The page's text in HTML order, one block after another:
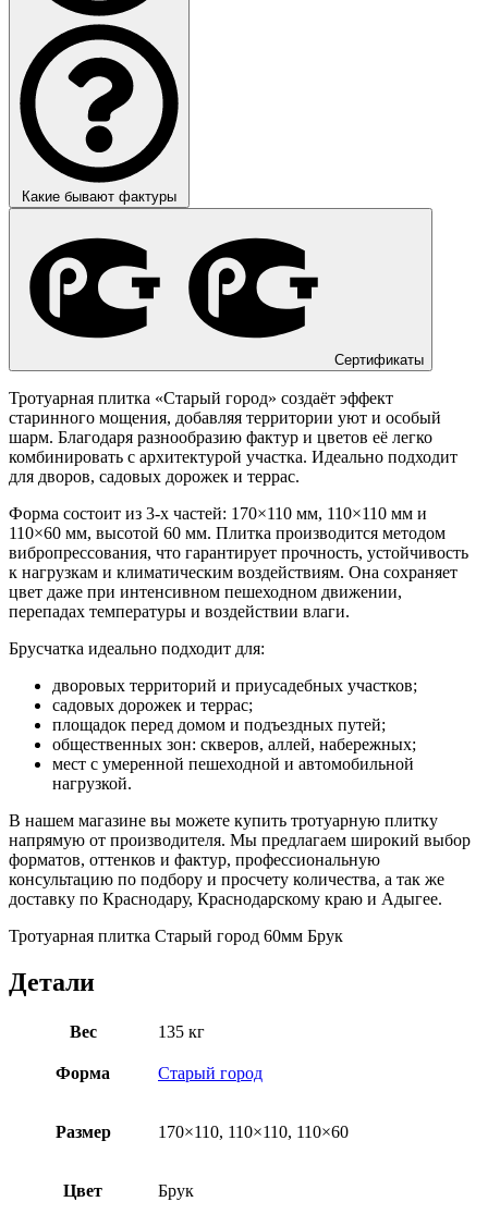
Какие бывают фактуры
Сертификаты
Тротуарная плитка «Старый город» создаёт эффект
старинного мощения, добавляя территории уют и особый
шарм. Благодаря разнообразию фактур и цветов её легко
комбинировать с архитектурой участка. Идеально подходит
для дворов, садовых дорожек и террас.
Форма состоит из 3-х частей: 170×110 мм, 110×110 мм и
110×60 мм, высотой 60 мм. Плитка производится методом
вибропрессования, что гарантирует прочность, устойчивость
к нагрузкам и климатическим воздействиям. Она сохраняет
цвет даже при интенсивном пешеходном движении,
перепадах температуры и воздействии влаги.
Брусчатка идеально подходит для:
дворовых территорий и приусадебных участков;
садовых дорожек и террас;
площадок перед домом и подъездных путей;
общественных зон: скверов, аллей, набережных;
мест с умеренной пешеходной и автомобильной
нагрузкой.
В нашем магазине вы можете купить тротуарную плитку
напрямую от производителя. Мы предлагаем широкий выбор
форматов, оттенков и фактур, профессиональную
консультацию по подбору и просчету количества, а так же
доставку по Краснодару, Краснодарскому краю и Адыгее.
Тротуарная плитка Старый город 60мм Брук
Детали
Вес 135 кг
Форма Старый город
Размер 170×110, 110×110, 110×60
Цвет Брук